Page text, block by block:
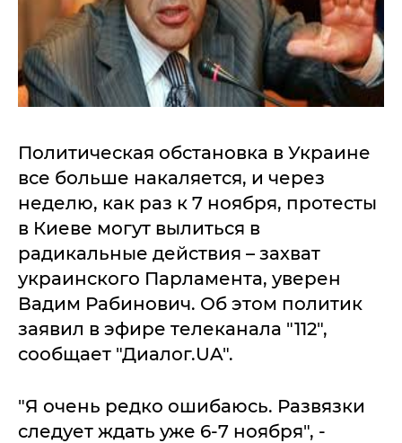
Политическая обстановка в Украине
все больше накаляется, и через
неделю, как раз к 7 ноября, протесты
в Киеве могут вылиться в
радикальные действия – захват
украинского Парламента, уверен
Вадим Рабинович. Об этом политик
заявил в эфире телеканала "112",
сообщает "Диалог.UA".
"Я очень редко ошибаюсь. Развязки
следует ждать уже 6-7 ноября", -